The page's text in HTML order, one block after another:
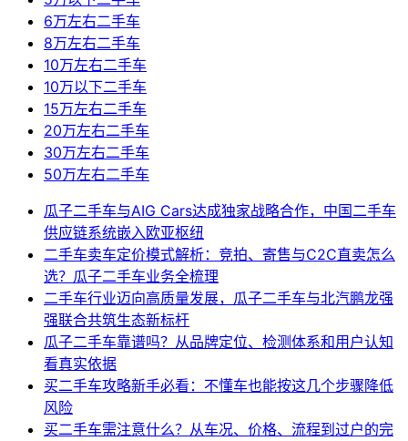
6万左右二手车
8万左右二手车
10万左右二手车
10万以下二手车
15万左右二手车
20万左右二手车
30万左右二手车
50万左右二手车
瓜子二手车与AIG Cars达成独家战略合作，中国二手车
供应链系统嵌入欧亚枢纽
二手车卖车定价模式解析：竞拍、寄售与C2C直卖怎么
选？瓜子二手车业务全梳理
二手车行业迈向高质量发展，瓜子二手车与北汽鹏龙强
强联合共筑生态新标杆
瓜子二手车靠谱吗？从品牌定位、检测体系和用户认知
看真实依据
买二手车攻略新手必看：不懂车也能按这几个步骤降低
风险
买二手车需注意什么？从车况、价格、流程到过户的完